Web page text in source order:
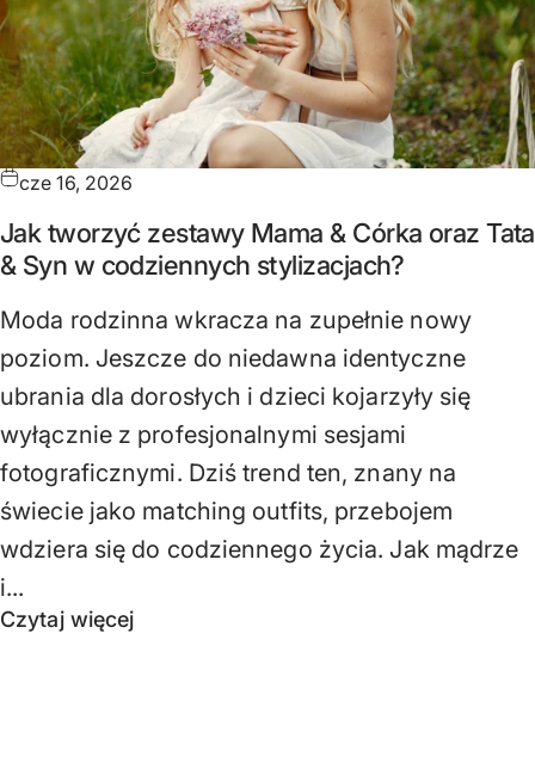
cze 16, 2026
Jak tworzyć zestawy Mama & Córka oraz Tata
& Syn w codziennych stylizacjach?
Moda rodzinna wkracza na zupełnie nowy
poziom. Jeszcze do niedawna identyczne
ubrania dla dorosłych i dzieci kojarzyły się
wyłącznie z profesjonalnymi sesjami
fotograficznymi. Dziś trend ten, znany na
świecie jako matching outfits, przebojem
wdziera się do codziennego życia. Jak mądrze
i...
Czytaj więcej